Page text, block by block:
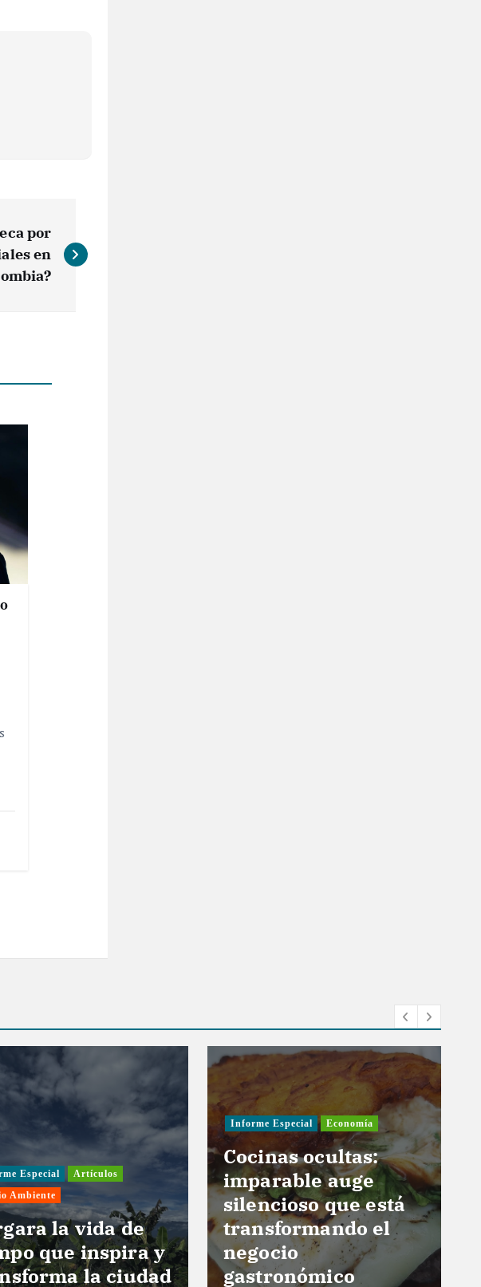
por
en
Especial
Artículos
Ambiente
la vida de
que inspira y
la ciudad
Informe Especial Economía
Cocinas ocultas:
imparable auge
silencioso que está
transformando el
negocio
gastronómico